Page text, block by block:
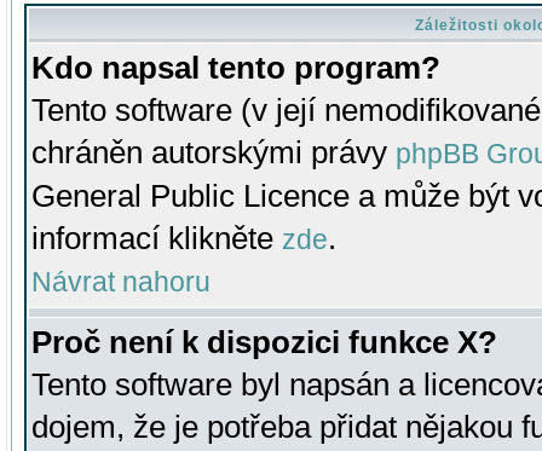
Záležitosti
Kdo napsal tento program?
Tento software (v její
chráněn autorskými právy phpBB
General Public Licence a může být
informací klikněte zde.
Návrat nahoru
Proč není k dispozici funkce X?
Tento software byl napsán a
dojem, že je potřeba přidat nějakou